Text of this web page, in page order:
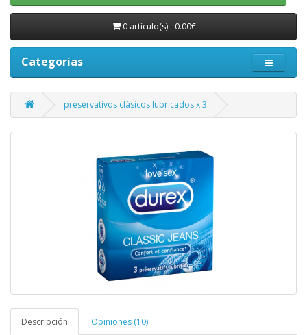
0 artículo(s) - 0.00€
Categorias
preservativos clásicos lubricados x 3
Descripción Opiniones (10)